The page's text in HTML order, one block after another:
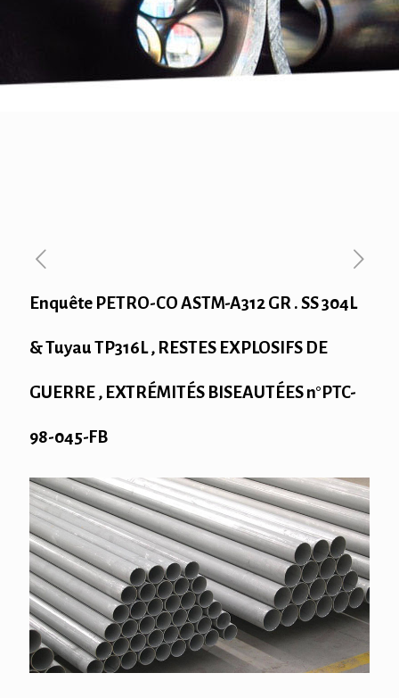
Enquête PETRO-CO ASTM-A312 GR . SS 304L
& Tuyau TP316L , RESTES EXPLOSIFS DE
GUERRE , EXTRÉMITÉS BISEAUTÉES n°PTC-
98-045-FB